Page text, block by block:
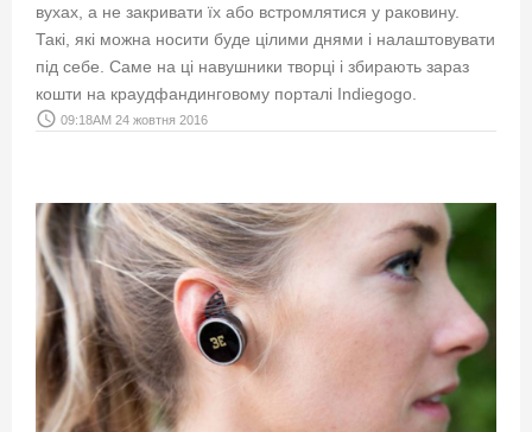
вухах, а не закривати їх або встромлятися у раковину.
Такі, які можна носити буде цілими днями і налаштовувати
під себе. Саме на ці навушники творці і збирають зараз
кошти на краудфандинговому порталі Indiegogo.
access_time 09:18AM 24 жовтня 2016